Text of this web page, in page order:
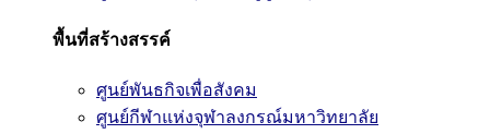
พื้นที่สร้างสรรค์
ศูนย์พันธกิจเพื่อสังคม
ศูนย์กีฬาแห่งจุฬาลงกรณ์มหาวิทยาลัย